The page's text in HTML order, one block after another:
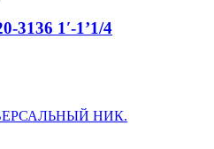
3136 1′-1’1/4